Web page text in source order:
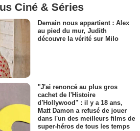
Ciné & Séries
Demain nous appartient : Alex
au pied du mur, Judith
découvre la vérité sur Milo
"J'ai renoncé au plus gros
cachet de l'Histoire
d'Hollywood" : il y a 18 ans,
Matt Damon a refusé de jouer
dans l'un des meilleurs films de
super-héros de tous les temps